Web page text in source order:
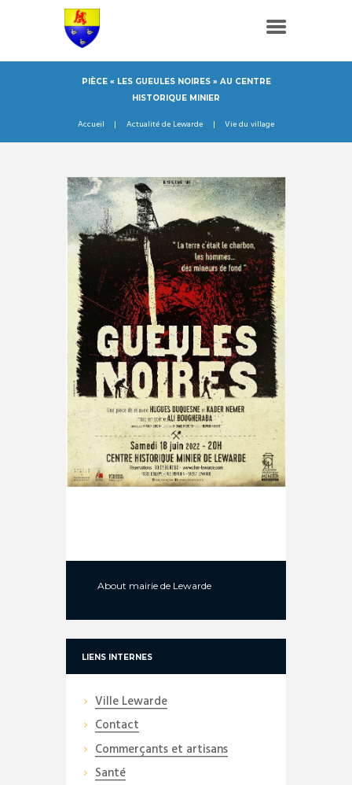
PIÈCE « LES GUEULES NOIRES » AU CENTRE
HISTORIQUE MINIER
Accueil Actualité de Lewarde Vie du village
About mairie de Lewarde
LIENS INTERNES
Ville Lewarde
Contact
Commerçants et artisans
Santé